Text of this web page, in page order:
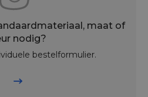
maat of
nodig?
bestelformulier.